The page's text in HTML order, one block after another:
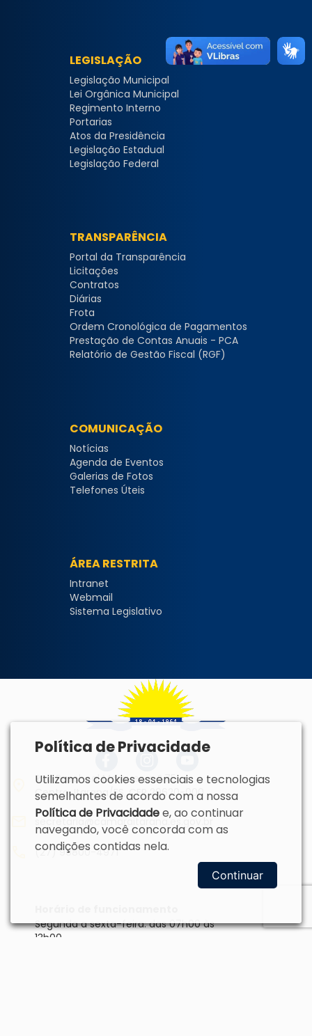
LEGISLAÇÃO
Legislação Municipal
Lei Orgânica Municipal
Regimento Interno
Portarias
Atos da Presidência
Legislação Estadual
Legislação Federal
TRANSPARÊNCIA
Portal da Transparência
Licitações
Contratos
Diárias
Frota
Ordem Cronológica de Pagamentos
Prestação de Contas Anuais - PCA
Relatório de Gestão Fiscal (RGF)
COMUNICAÇÃO
Notícias
Agenda de Eventos
Galerias de Fotos
Telefones Úteis
ÁREA RESTRITA
Intranet
Webmail
Sistema Legislativo
Rua Paschoal Marquez, n.º 75
Centro, Itarana/ES, CEP 29620-000
secretaria@camaraitarana.es.gov.br
(27) 99800-4971
Segunda a sexta-feira: das 07h00 às
13h00.
Política de Privacidade
Utilizamos cookies essenciais e tecnologias
semelhantes de acordo com a nossa
Política de Privacidadee, ao continuar
navegando, você concorda com as
condições contidas nela.
Continuar